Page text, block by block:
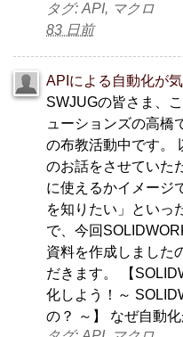
タグ: API, マクロ
83 日前
APIによる自動化が
SWJUGの皆さま、
ューションズの高橋
の布教活動中です。
のお話をさせていた
に使えるかイメージ
を知りたい」といっ
で、今回
資料を作成しました
だきます。 【
化しよう！～
の？ ～】 なぜ自動